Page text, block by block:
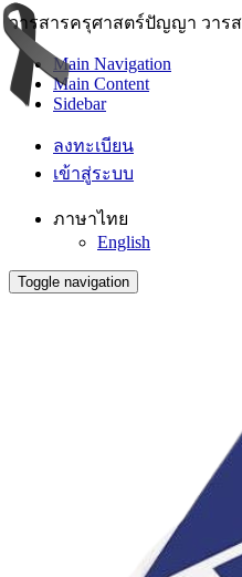
วารสารครุศาสตร์ปัญญา วาร
Main Navigation
Main Content
Sidebar
ลงทะเบียน
เข้าสู่ระบบ
ภาษาไทย
English
Toggle navigation